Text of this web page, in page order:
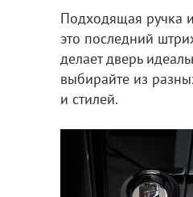
Подходящая ручка
это последний
делает дверь
выбирайте из
и стилей.